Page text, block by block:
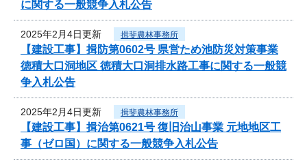
に関する一般競争入札公告
2025年2月4日更新 揖斐農林事務所
【建設工事】揖防第0602号 県営ため池防災対策事業
徳積大口洞地区 徳積大口洞排水路工事に関する一般競
争入札公告
2025年2月4日更新 揖斐農林事務所
【建設工事】揖治第0621号 復旧治山事業 元地地区工
事（ゼロ国）に関する一般競争入札公告